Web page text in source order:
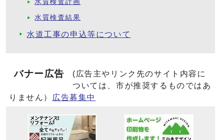
水質検査計画
水質検査結果
水道工事の申込等について
バナー広告
(広告主やリンク先のサイト内容に
ついては、市が推奨するものではあ
りません）
広告募集中